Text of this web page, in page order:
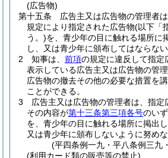
(広告物)
第十五条
広告主又は広告物の管理者は
規定により指定された広告物(以下「
う。)を、青少年の目に触れる場所に
し、又は青少年に頒布してはならない
2
知事は、 前項の規定に違反して指定
表示している広告主又は広告物の管
広告物の撤去その他の必要な措置を
ことができる。
3
広告主又は広告物の管理者は、指
その内容が第十三条第三項各号のい
を、青少年の目に触れる場所に掲出
又は青少年に頒布しないように努め
(平四条例一九・平八条例三九
(利用カード類の販売等の禁止)